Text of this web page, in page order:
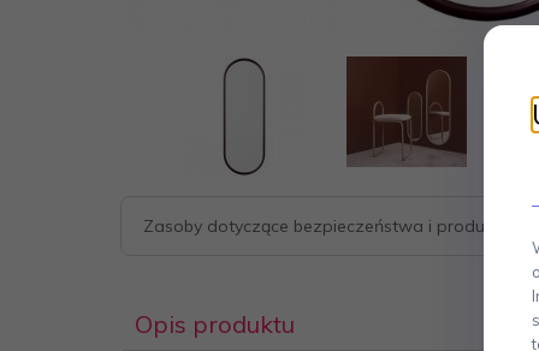
Zasoby dotyczące bezpieczeństwa i produktów
Opis produktu